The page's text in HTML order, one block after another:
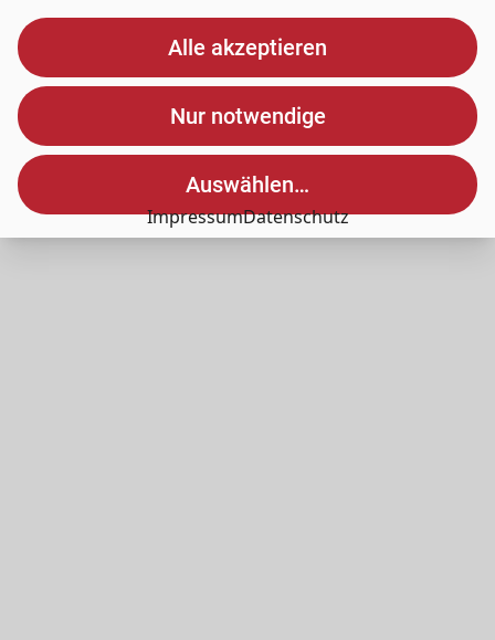
Nur notwendige
Auswählen…
Alle akzeptieren
ImpressumDatenschutz